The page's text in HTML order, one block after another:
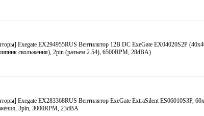
Exegate EX294955RUS Вентилятор 12В DC ExeGate EX04020S2P
скольжения), 2pin (разъем 2.54), 6500RPM, 28dBA)
Exegate EX283368RUS Вентилятор ExeGate ExtraSilent ES06010S3P,
3pin, 3000RPM, 23dBA